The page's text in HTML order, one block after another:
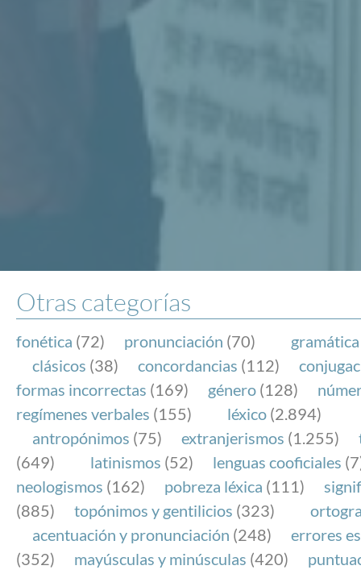
Otras categorías
fonética (72) pronunciación (70) gramática
clásicos (38) concordancias (112)
formas incorrectas (169) género (128)
regímenes verbales (155) léxico (2.894)
antropónimos (75) extranjerismos (1.255)
(649)
latinismos (52) lenguas cooficiales
neologismos (162) pobreza léxica (111)
(885)
topónimos y gentilicios (323)
acentuación y pronunciación (248)
errores
(352)
mayúsculas y minúsculas (420)